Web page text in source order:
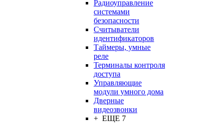
Радиоуправление
системами
безопасности
Считыватели
идентификаторов
Таймеры, умные
реле
Терминалы контроля
доступа
Управляющие
модули умного дома
Дверные
видеозвонки
+ ЕЩЕ 7